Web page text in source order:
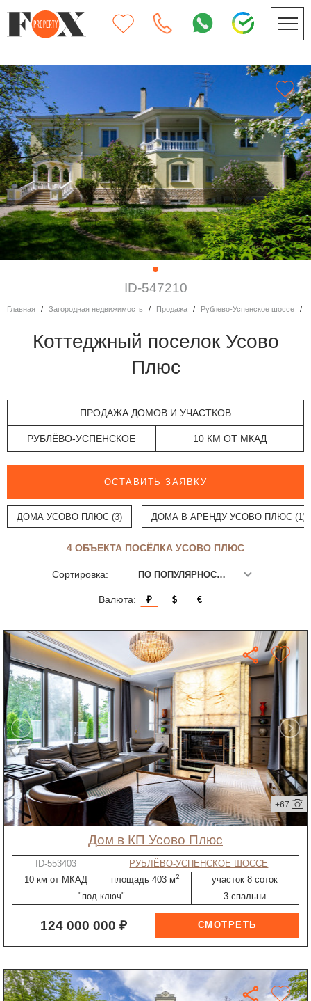
ID-547210
Главная Загородная недвижимость Продажа Рублево-Успенское шоссе
Коттеджный поселок Усово
Плюс
ПРОДАЖА ДОМОВ И УЧАСТКОВ
РУБЛЁВО-УСПЕНСКОЕ 10 КМ ОТ МКАД
ОСТАВИТЬ ЗАЯВКУ
ДОМА УСОВО ПЛЮС (3) ДОМА В АРЕНДУ УСОВО ПЛЮС (1)
4 ОБЪЕКТА ПОСЁЛКА УСОВО ПЛЮС
Сортировка: ПО ПОПУЛЯРНОСТИ
Валюта: ₽ $ €
+67
дом в КП Усово Плюс
ID-553403
РУБЛЁВО-УСПЕНСКОЕ ШОССЕ
10 км от МКАД
площадь 403 м2
участок 8 соток
"под ключ"
3 спальни
124 000 000 ₽